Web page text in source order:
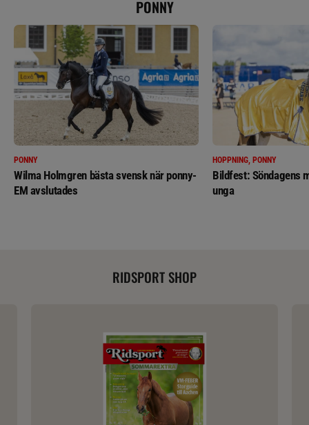
PONNY
PONNY
Wilma Holmgren bästa svensk när ponny-
EM avslutades
HOPPNING, PONNY
Bildfest: Söndagens
unga
RIDSPORT SHOP